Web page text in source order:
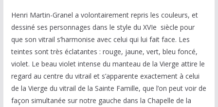
Henri Martin-Granel a volontairement repris les couleurs, et
dessiné ses personnages dans le style du XVIe siècle pour
que son vitrail s’harmonise avec celui qui lui fait face. Les
teintes sont très éclatantes : rouge, jaune, vert, bleu foncé,
violet. Le beau violet intense du manteau de la Vierge attire le
regard au centre du vitrail et s’apparente exactement à celui
de la Vierge du vitrail de la Sainte Famille, que l’on peut voir de
façon simultanée sur notre gauche dans la Chapelle de la